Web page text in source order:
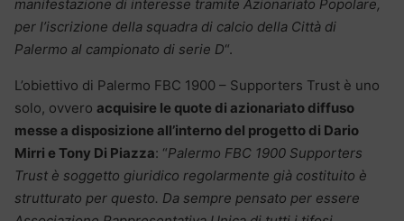
manifestazione di interesse tramite Azionariato Popolare,
per l’iscrizione della squadra di calcio della Città di
Palermo al campionato di serie D“.
L’obiettivo di Palermo FBC 1900 – Supporters Trust è uno
solo, ovvero acquisire le quote di azionariato diffuso
messe a disposizione all’interno del progetto di Dario
Mirri e Tony Di Piazza: “Palermo FBC 1900 Supporters
Trust è soggetto giuridico regolarmente già costituito è
strutturato per questo. Da sempre pensato per essere